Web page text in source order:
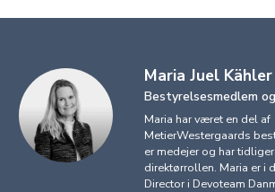
Maria Juel Kähler
Bestyrelsesmedlem
Maria har været en del af
MetierWestergaards
er medejer og har
direktørrollen. Maria er i
Director i Devoteam